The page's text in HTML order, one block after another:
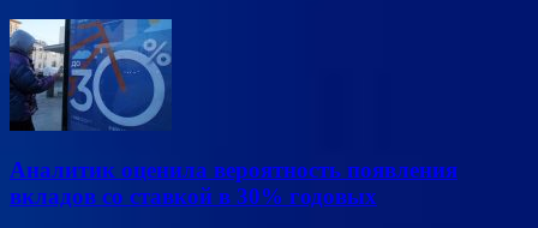
Аналитик оценила вероятность появления
вкладов со ставкой в 30% годовых